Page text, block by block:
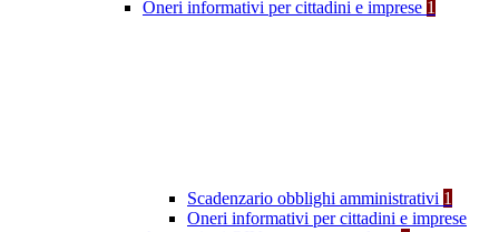
Oneri informativi per cittadini e imprese 1
Scadenzario obblighi amministrativi 1
Oneri informativi per cittadini e imprese